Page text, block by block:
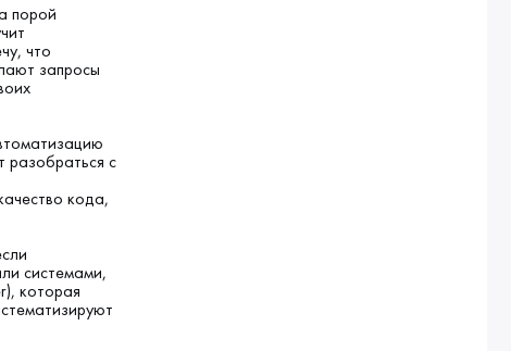
порой
что
запросы
разобраться с
кода,
системами,
которая